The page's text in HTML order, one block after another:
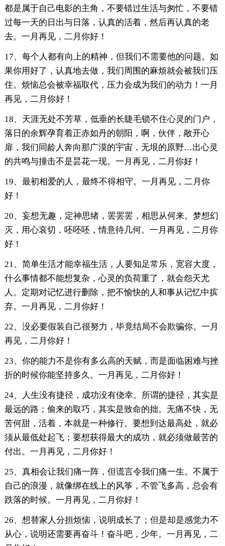
都是属于自己电影的主角，不要错过生活与匆忙，不要错
过每一天的日出与日落，认真的活着，然后再认真的老
去。一月再见，二月你好！
17、每个人都有向上的精神，但我们不需要他的问题。如
果你用好了，认真地去做，我们周围的麻烦就会被我们压
住。烦恼总会被幸福取代，压力会成为我们的动力！一月
再见，二月你好！
18、天涯无处不芳草，低垂的长睫毛锁不住心灵的门户，
落日的余辉孕育着正赤如丹的朝阳，啊，伙伴，敞开心
扉，我们同龄人奔向那广漠的宇宙，无垠的原野…出心灵
的共鸣与撞击不是昙花一现。一月再见，二月你好！
19、最初相爱的人，最终不得相守。一月再见，二月你
好！
20、妄想无趣，定神思绪，罢罢罢，相思从何来。梦想幻
灭，用心哀切，呸呸呸，情意待几何。一月再见，二月你
好！
21、简单生活才能幸福生活，人要知足常乐，宽容大度，
什么事情都不能想复杂，心灵的负荷重了，就会怨天尤
人。定期对记忆进行删除，把不愉快的人和事从记忆中摈
弃。一月再见，二月你好！
22、没必要假装自己很努力，毕竟结局不会欺骗你。一月
再见，二月你好！
23、你的能力不是你有多么高的天赋，而是面临困难与挫
折的时候你能坚持多久。一月再见，二月你好！
24、人生没有捷径，成功没有侥幸。所谓的捷径，其实是
最远的路；偷来的取巧，其实是致命的拙。无痛不快，无
苦何甜，活着，本就是一种修行。要想到达最高处，就必
须从最低处起飞；要想获得最大的成功，就必须做最苦的
付出。一月再见，二月你好！
25、真相会让我们痛一阵，但谎言令我们痛一生。不属于
自己的浪漫，就像绑在线上的风筝，不管飞多高，总会有
跌落的时候。一月再见，二月你好！
26、想替家人分担烦恼，说明成长了；但是却是感觉力不
从心，说明还需要再奋斗！奋斗吧，少年。一月再见，二